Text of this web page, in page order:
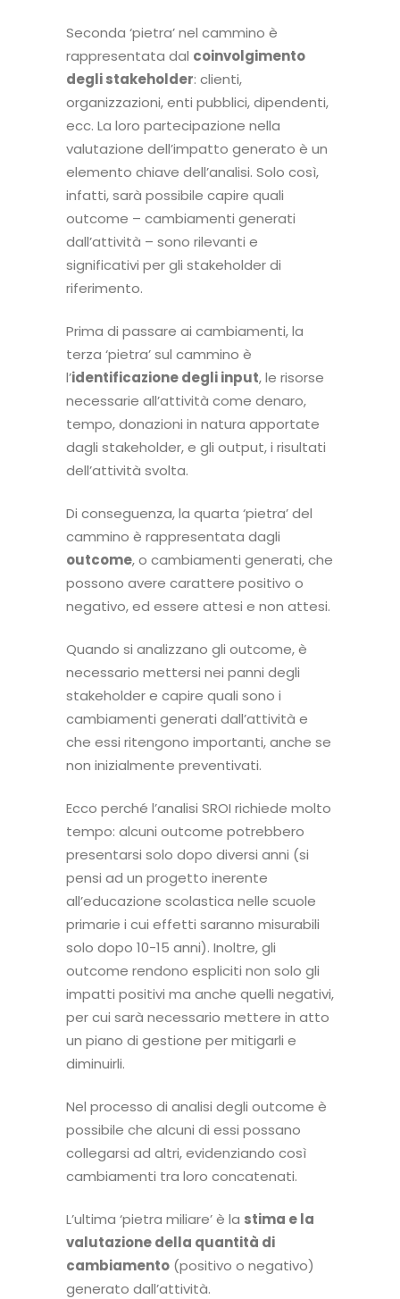
Seconda ‘pietra’ nel cammino è
rappresentata dal coinvolgimento
degli stakeholder: clienti,
organizzazioni, enti pubblici, dipendenti,
ecc. La loro partecipazione nella
valutazione dell’impatto generato è un
elemento chiave dell’analisi. Solo così,
infatti, sarà possibile capire quali
outcome – cambiamenti generati
dall’attività – sono rilevanti e
significativi per gli stakeholder di
riferimento.
Prima di passare ai cambiamenti, la
terza ‘pietra’ sul cammino è
l’identificazione degli input, le risorse
necessarie all’attività come denaro,
tempo, donazioni in natura apportate
dagli stakeholder, e gli output, i risultati
dell’attività svolta.
Di conseguenza, la quarta ‘pietra’ del
cammino è rappresentata dagli
outcome, o cambiamenti generati, che
possono avere carattere positivo o
negativo, ed essere attesi e non attesi.
Quando si analizzano gli outcome, è
necessario mettersi nei panni degli
stakeholder e capire quali sono i
cambiamenti generati dall’attività e
che essi ritengono importanti, anche se
non inizialmente preventivati.
Ecco perché l’analisi SROI richiede molto
tempo: alcuni outcome potrebbero
presentarsi solo dopo diversi anni (si
pensi ad un progetto inerente
all’educazione scolastica nelle scuole
primarie i cui effetti saranno misurabili
solo dopo 10-15 anni). Inoltre, gli
outcome rendono espliciti non solo gli
impatti positivi ma anche quelli negativi,
per cui sarà necessario mettere in atto
un piano di gestione per mitigarli e
diminuirli.
Nel processo di analisi degli outcome è
possibile che alcuni di essi possano
collegarsi ad altri, evidenziando così
cambiamenti tra loro concatenati.
L’ultima ‘pietra miliare’ è la stima e la
valutazione della quantità di
cambiamento (positivo o negativo)
generato dall’attività.